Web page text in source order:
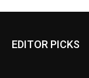
EDITOR PICKS